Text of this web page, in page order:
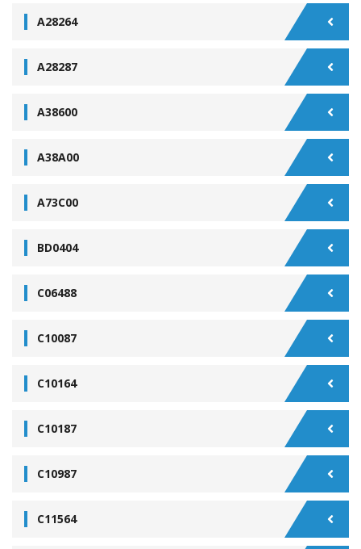
A28264
A28287
A38600
A38A00
A73C00
BD0404
C06488
C10087
C10164
C10187
C10987
C11564